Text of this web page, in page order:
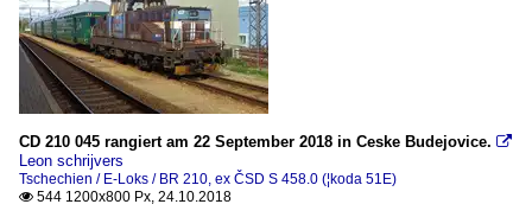
CD 210 045 rangiert am 22 September 2018 in Ceske Budejovice. 
Leon schrijvers
Tschechien / E-Loks / BR 210, ex ČSD S 458.0 (¦koda 51E)
 544 1200x800 Px, 24.10.2018